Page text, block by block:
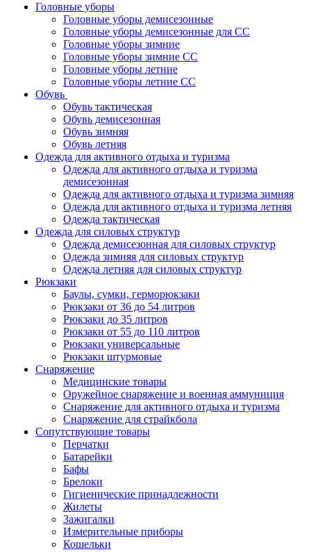
Головные уборы
Головные уборы демисезонные
Головные уборы демисезонные для СС
Головные уборы зимние
Головные уборы зимние СС
Головные уборы летние
Головные уборы летние СС
Обувь
Обувь тактическая
Обувь демисезонная
Обувь зимняя
Обувь летняя
Одежда для активного отдыха и туризма
Одежда для активного отдыха и туризма
демисезонная
Одежда для активного отдыха и туризма зимняя
Одежда для активного отдыха и туризма летняя
Одежда тактическая
Одежда для силовых структур
Одежда демисезонная для силовых структур
Одежда зимняя для силовых структур
Одежда летняя для силовых структур
Рюкзаки
Баулы, сумки, герморюкзаки
Рюкзаки от 36 до 54 литров
Рюкзаки до 35 литров
Рюкзаки от 55 до 110 литров
Рюкзаки универсальные
Рюкзаки штурмовые
Снаряжение
Медицинские товары
Оружейное снаряжение и военная аммуниция
Снаряжение для активного отдыха и туризма
Снаряжение для страйкбола
Сопутствующие товары
Перчатки
Батарейки
Бафы
Брелоки
Гигиенические принадлежности
Жилеты
Зажигалки
Измерительные приборы
Кошельки